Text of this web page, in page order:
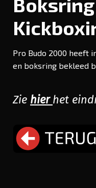
Pro Budo 2000 heeft
en boksring bekleed
Zie hier het